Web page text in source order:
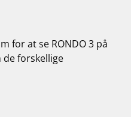
for at se RONDO 3 på
forskellige